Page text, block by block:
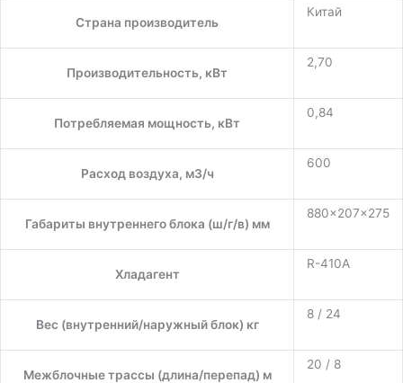
Страна производитель
Китай
Производительность, кВт
2,70
Потребляемая мощность, кВт
0,84
Расход воздуха, м3/ч
600
Габариты внутреннего блока (ш/г/в) мм
880×207×275
Хладагент
R-410A
Вес (внутренний/наружный блок) кг
8 / 24
Межблочные трассы (длина/перепад) м
20 / 8